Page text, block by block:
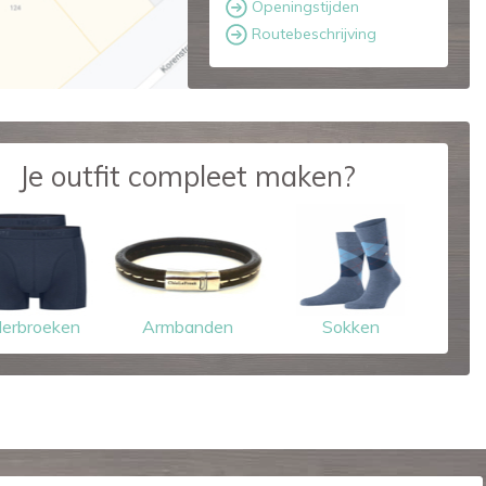
Openingstijden
Routebeschrijving
Je outfit compleet maken?
Armbanden Sokken